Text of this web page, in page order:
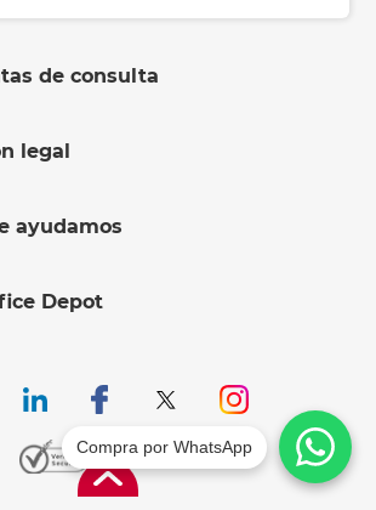
de consulta
legal
ayudamos
Depot
Compra por WhatsApp